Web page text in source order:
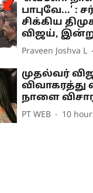
பாபுவே...' :
சிக்கிய
விஜய், இன்று
Praveen Joshva L
முதல்வர்
விவாகரத்து
நாளை
PT WEB 10